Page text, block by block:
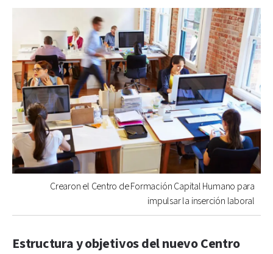
Crearon el Centro de Formación Capital Humano para
impulsar la inserción laboral
Estructura y objetivos del nuevo Centro